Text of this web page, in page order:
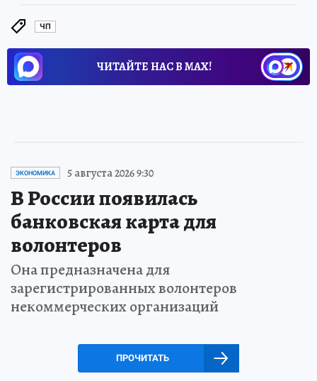
ЧП
ЧИТАЙТЕ НАС В МАХ!
ЭКОНОМИКА 5 августа 2026 9:30
В России появилась
банковская карта для
волонтеров
Она предназначена для
зарегистрированных волонтеров
некоммерческих организаций
ПРОЧИТАТЬ